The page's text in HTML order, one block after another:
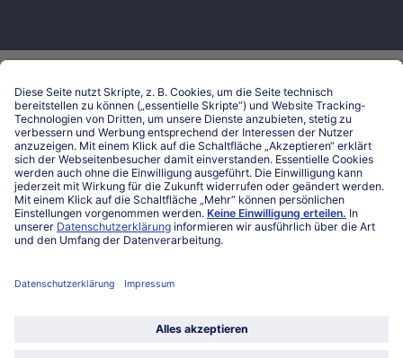
Hilfe & Kontakt
Niederlassungen
Kontakt
FAQ
Service